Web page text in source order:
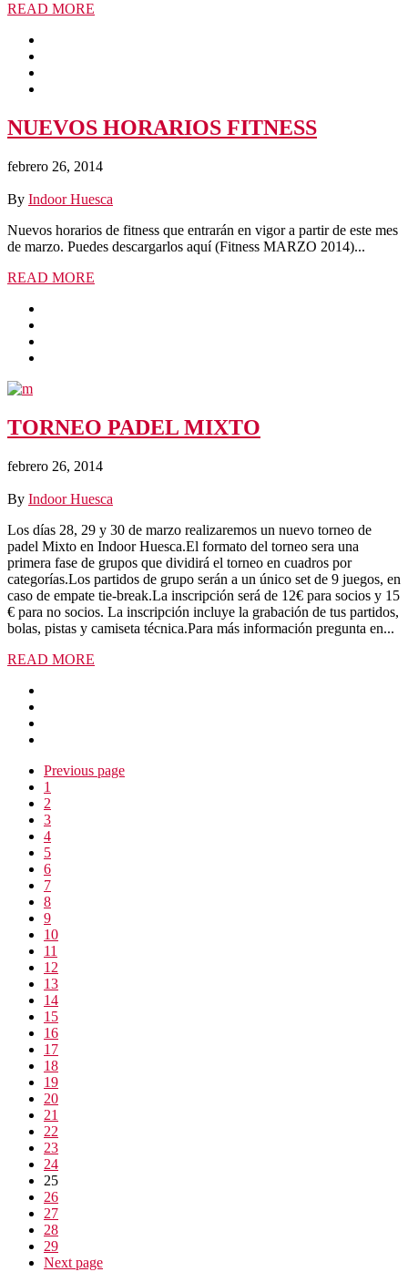
READ MORE
NUEVOS HORARIOS FITNESS
febrero 26, 2014
By Indoor Huesca
Nuevos horarios de fitness que entrarán en vigor a partir de este mes
de marzo. Puedes descargarlos aquí (Fitness MARZO 2014)...
READ MORE
TORNEO PADEL MIXTO
febrero 26, 2014
By Indoor Huesca
Los días 28, 29 y 30 de marzo realizaremos un nuevo torneo de
padel Mixto en Indoor Huesca.El formato del torneo sera una
primera fase de grupos que dividirá el torneo en cuadros por
categorías.Los partidos de grupo serán a un único set de 9 juegos, en
caso de empate tie-break.La inscripción será de 12€ para socios y 15
€ para no socios. La inscripción incluye la grabación de tus partidos,
bolas, pistas y camiseta técnica.Para más información pregunta en...
READ MORE
Previous page
1
2
3
4
5
6
7
8
9
10
11
12
13
14
15
16
17
18
19
20
21
22
23
24
25
26
27
28
29
Next page